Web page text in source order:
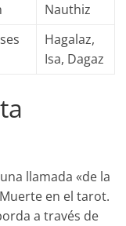
Nauthiz
Hagalaz,
Isa, Dagaz
llamada «de la
en el tarot.
a través de